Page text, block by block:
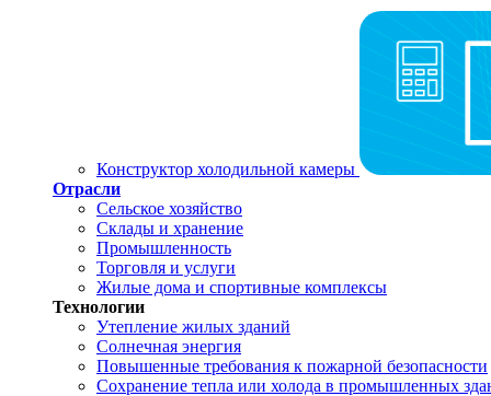
Конструктор холодильной камеры
Отрасли
Сельское хозяйство
Склады и хранение
Промышленность
Торговля и услуги
Жилые дома и спортивные комплексы
Технологии
Утепление жилых зданий
Солнечная энергия
Повышенные требования к пожарной безопасности
Сохранение тепла или холода в промышленных